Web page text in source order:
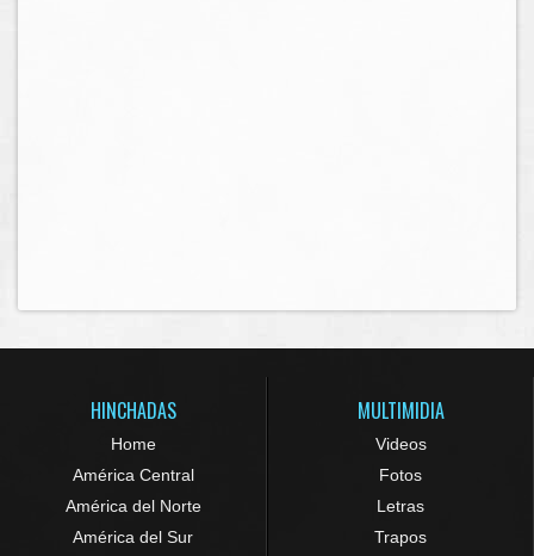
HINCHADAS
Home
América Central
América del Norte
América del Sur
MULTIMIDIA
Videos
Fotos
Letras
Trapos